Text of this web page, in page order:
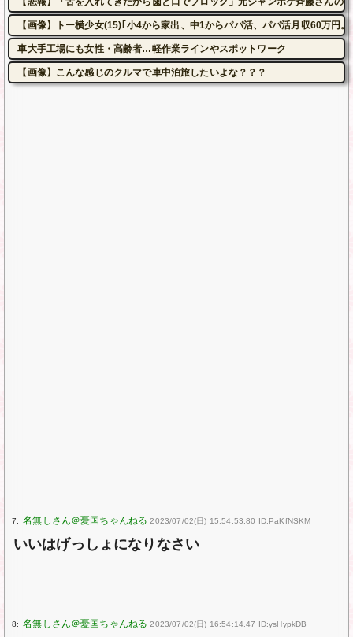
【画像】トー横少女(15)｢小4から家出、中1からパパ活、パパ活月収60万円。
車大手工場にも女性・高齢者…軽作業ラインやスポットワーク
【画像】こんな感じのクルマで車中泊旅したいよな？？？
7: 2023/07/02(日) 15:54:53.80 ID:PaKfNSKM
いいはげっしょになりなさい
8: 2023/07/02(日) 16:54:14.47 ID:ysHypkDB